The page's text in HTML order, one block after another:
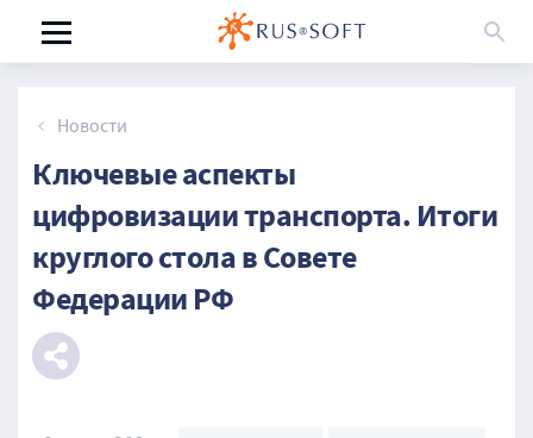
Новости
Ключевые аспекты
цифровизации транспорта. Итоги
круглого стола в Совете
Федерации РФ